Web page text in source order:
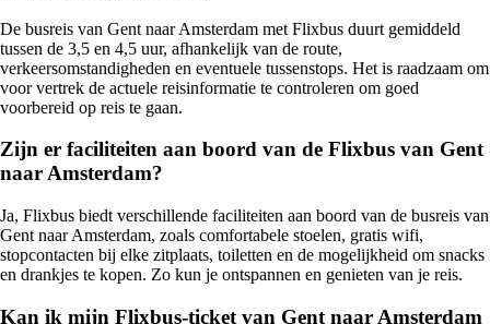
De busreis van Gent naar Amsterdam met Flixbus duurt gemiddeld
tussen de 3,5 en 4,5 uur, afhankelijk van de route,
verkeersomstandigheden en eventuele tussenstops. Het is raadzaam om
voor vertrek de actuele reisinformatie te controleren om goed
voorbereid op reis te gaan.
Zijn er faciliteiten aan boord van de Flixbus van Gent
naar Amsterdam?
Ja, Flixbus biedt verschillende faciliteiten aan boord van de busreis van
Gent naar Amsterdam, zoals comfortabele stoelen, gratis wifi,
stopcontacten bij elke zitplaats, toiletten en de mogelijkheid om snacks
en drankjes te kopen. Zo kun je ontspannen en genieten van je reis.
Kan ik mijn Flixbus-ticket van Gent naar Amsterdam